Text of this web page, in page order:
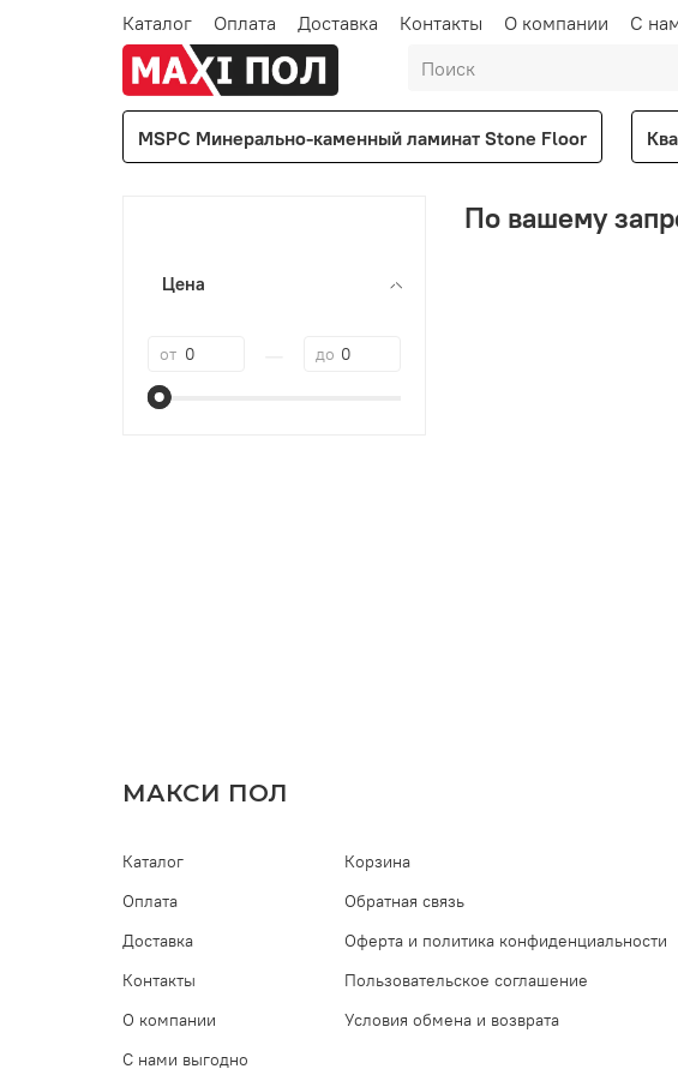
Каталог Оплата Доставка Контакты О компании С
MSPC Минерально-каменный ламинат Stone Floor
По вашему
Цена
от до
МАКСИ ПОЛ
Каталог
Оплата
Доставка
Контакты
О компании
С нами выгодно
Корзина
Обратная связь
Оферта и политика конфиденциальности
Пользовательское соглашение
Условия обмена и возврата